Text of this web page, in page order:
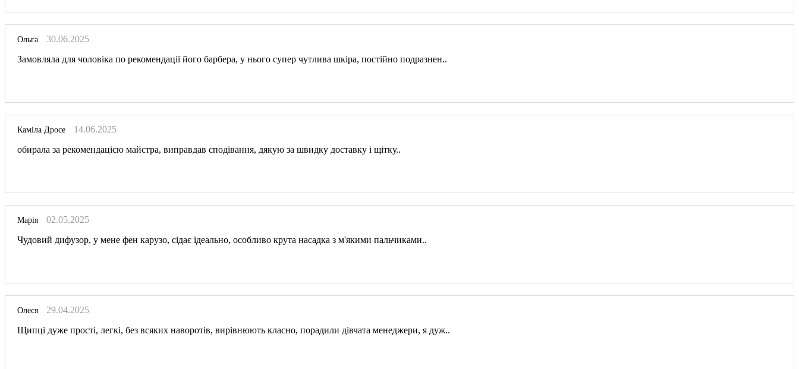
Ольга
30.06.2025
Замовляла для чоловіка по рекомендації його барбера, у нього супер чутлива шкіра, постійно подразнен..
Каміла Дросе
14.06.2025
обирала за рекомендацією майстра, виправдав сподівання, дякую за швидку доставку і щітку..
Марія
02.05.2025
Чудовий дифузор, у мене фен карузо, сідає ідеально, особливо крута насадка з м'якими пальчиками..
Олеся
29.04.2025
Щипці дуже прості, легкі, без всяких наворотів, вирівнюють класно, порадили дівчата менеджери, я дуж..